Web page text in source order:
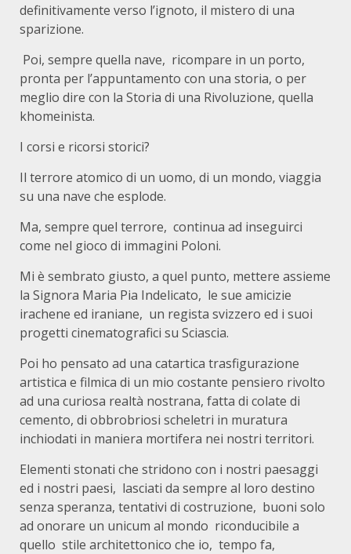
definitivamente verso l’ignoto, il mistero di una
sparizione.
Poi, sempre quella nave, ricompare in un porto,
pronta per l’appuntamento con una storia, o per
meglio dire con la Storia di una Rivoluzione, quella
khomeinista.
I corsi e ricorsi storici?
Il terrore atomico di un uomo, di un mondo, viaggia
su una nave che esplode.
Ma, sempre quel terrore, continua ad inseguirci
come nel gioco di immagini Poloni.
Mi è sembrato giusto, a quel punto, mettere assieme
la Signora Maria Pia Indelicato, le sue amicizie
irachene ed iraniane, un regista svizzero ed i suoi
progetti cinematografici su Sciascia.
Poi ho pensato ad una catartica trasfigurazione
artistica e filmica di un mio costante pensiero rivolto
ad una curiosa realtà nostrana, fatta di colate di
cemento, di obbrobriosi scheletri in muratura
inchiodati in maniera mortifera nei nostri territori.
Elementi stonati che stridono con i nostri paesaggi
ed i nostri paesi, lasciati da sempre al loro destino
senza speranza, tentativi di costruzione, buoni solo
ad onorare un unicum al mondo riconducibile a
quello stile architettonico che io, tempo fa,